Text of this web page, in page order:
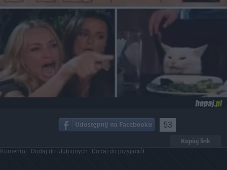
53
Kopiuj link
Komentuj Dodaj do ulubionych Dodaj do przyjaciół